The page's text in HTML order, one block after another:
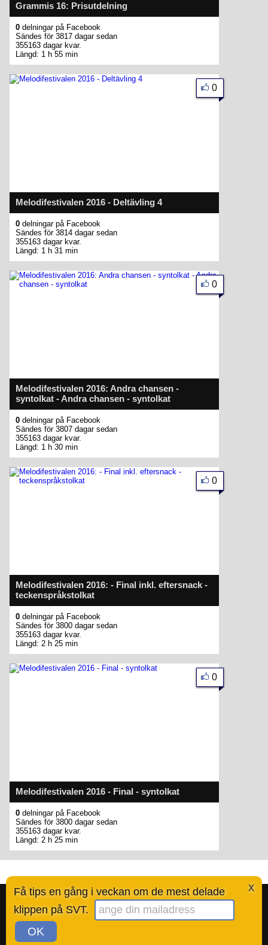
x
Få tips en gång i veckan om de mest delade
klippen på SVT.
Grammis 16: Prisutdelning
0 delningar på Facebook
Sändes för 3817 dagar sedan
355163 dagar kvar.
Längd: 1 h 55 min
Melodifestivalen 2016 - Deltävling 4
0
0 delningar på Facebook
Sändes för 3814 dagar sedan
355163 dagar kvar.
Längd: 1 h 31 min
Melodifestivalen 2016: Andra chansen -
syntolkat - Andra chansen - syntolkat
0
0 delningar på Facebook
Sändes för 3807 dagar sedan
355163 dagar kvar.
Längd: 1 h 30 min
Melodifestivalen 2016: - Final inkl. eftersnack -
teckenspråkstolkat
0
0 delningar på Facebook
Sändes för 3800 dagar sedan
355163 dagar kvar.
Längd: 2 h 25 min
Melodifestivalen 2016 - Final - syntolkat
0
0 delningar på Facebook
Sändes för 3800 dagar sedan
355163 dagar kvar.
Längd: 2 h 25 min
Bestofsvt.se är en tjänst skapad av Ted Valentin.Läs mer här